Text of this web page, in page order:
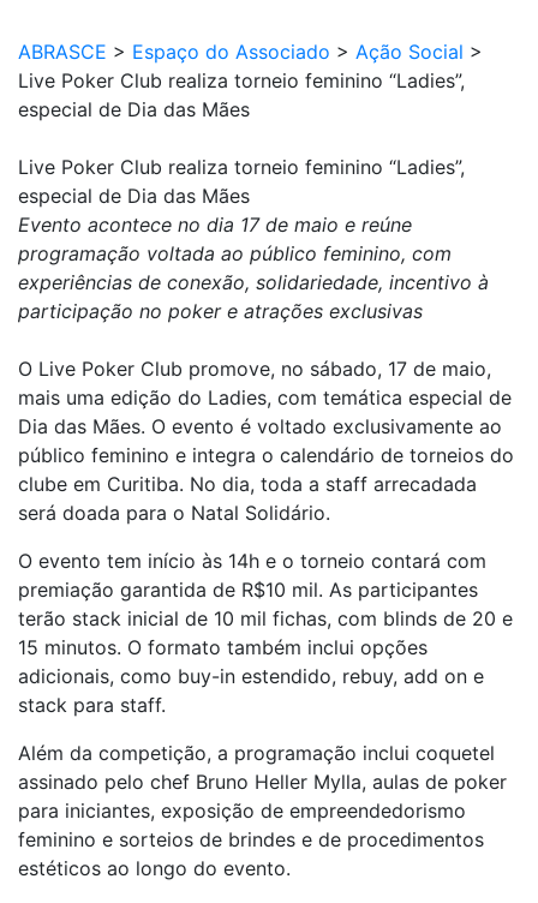
ABRASCE > Espaço do Associado > Ação Social >
Live Poker Club realiza torneio feminino “Ladies”,
especial de Dia das Mães
Live Poker Club realiza torneio feminino “Ladies”,
especial de Dia das Mães
Evento acontece no dia 17 de maio e reúne
programação voltada ao público feminino, com
experiências de conexão, solidariedade, incentivo à
participação no poker e atrações exclusivas
O Live Poker Club promove, no sábado, 17 de maio,
mais uma edição do Ladies, com temática especial de
Dia das Mães. O evento é voltado exclusivamente ao
público feminino e integra o calendário de torneios do
clube em Curitiba. No dia, toda a staff arrecadada
será doada para o Natal Solidário.
O evento tem início às 14h e o torneio contará com
premiação garantida de R$10 mil. As participantes
terão stack inicial de 10 mil fichas, com blinds de 20 e
15 minutos. O formato também inclui opções
adicionais, como buy-in estendido, rebuy, add on e
stack para staff.
Além da competição, a programação inclui coquetel
assinado pelo chef Bruno Heller Mylla, aulas de poker
para iniciantes, exposição de empreendedorismo
feminino e sorteios de brindes e de procedimentos
estéticos ao longo do evento.